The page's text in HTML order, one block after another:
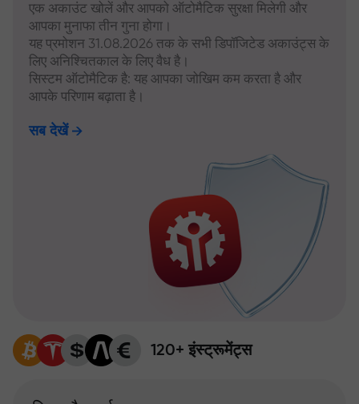
एक अकाउंट खोलें और आपको ऑटोमैटिक सुरक्षा मिलेगी और
आपका मुनाफा तीन गुना होगा।
यह प्रमोशन 31.08.2026 तक के सभी डिपॉजिटेड अकाउंट्स के
लिए अनिश्चितकाल के लिए वैध है।
सिस्टम ऑटोमैटिक है: यह आपका जोखिम कम करता है और
आपके परिणाम बढ़ाता है।
सब देखें
120+ इंस्ट्रूमेंट्स